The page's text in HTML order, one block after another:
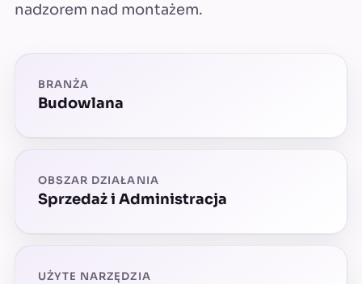
nadzorem nad montażem.
BRANŻA
Budowlana
OBSZAR DZIAŁANIA
Sprzedaż i Administracja
UŻYTE NARZĘDZIA